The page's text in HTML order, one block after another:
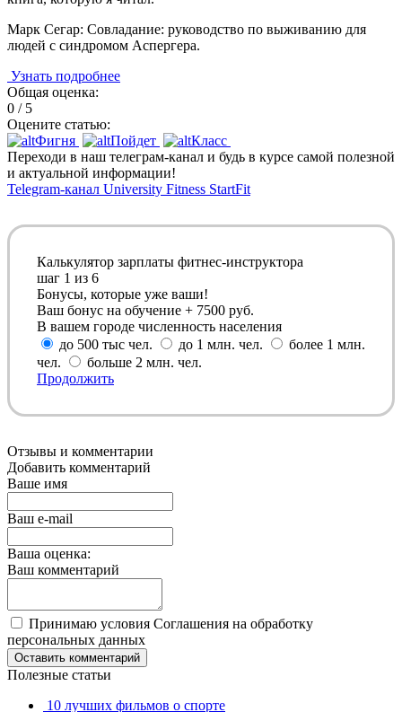
Марк Сегар: Совладание: руководство по выживанию для
людей с синдромом Аспергера.
Узнать подробнее
Общая оценка:
0 / 5
Оцените статью:
Фигня
Пойдет
Класс
Переходи в наш телеграм-канал и будь в курсе самой полезной
и актуальной информации!
Telegram-канал University Fitness StartFit
Калькулятор зарплаты фитнес-инструктора
шаг 1 из 6
Бонусы, которые уже ваши!
Ваш бонус на обучение + 7500 руб.
В вашем городе численность населения
до 500 тыс чел.
до 1 млн. чел.
более 1 млн.
чел.
больше 2 млн. чел.
Продолжить
Отзывы и комментарии
Добавить комментарий
Ваше имя
Ваш e-mail
Ваша оценка:
Ваш комментарий
Принимаю условия Соглашения на обработку
персональных данных
Оставить комментарий
Полезные статьи
10 лучших фильмов о спорте